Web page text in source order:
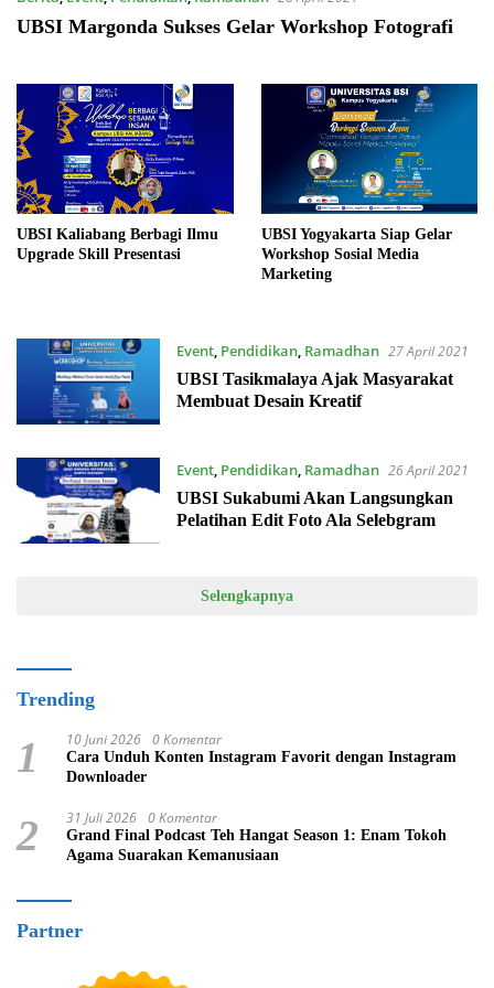
UBSI Margonda Sukses Gelar Workshop Fotografi
UBSI Kaliabang Berbagi Ilmu
Upgrade Skill Presentasi
UBSI Yogyakarta Siap Gelar
Workshop Sosial Media
Marketing
Event, Pendidikan, Ramadhan 27 April 2021
UBSI Tasikmalaya Ajak Masyarakat
Membuat Desain Kreatif
Event, Pendidikan, Ramadhan 26 April 2021
UBSI Sukabumi Akan Langsungkan
Pelatihan Edit Foto Ala Selebgram
Selengkapnya
Trending
1 10 Juni 2026 0 Komentar
Cara Unduh Konten Instagram Favorit dengan Instagram
Downloader
2 31 Juli 2026 0 Komentar
Grand Final Podcast Teh Hangat Season 1: Enam Tokoh
Agama Suarakan Kemanusiaan
Partner